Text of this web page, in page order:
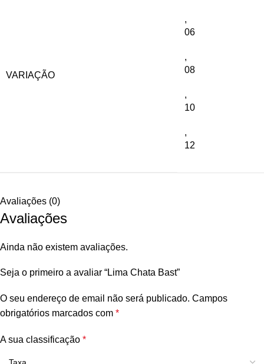
VARIAÇÃO
,
06
,
08
,
10
,
12
Avaliações (0)
Avaliações
Ainda não existem avaliações.
Seja o primeiro a avaliar “Lima Chata Bast”
O seu endereço de email não será publicado. Campos
obrigatórios marcados com *
A sua classificação *